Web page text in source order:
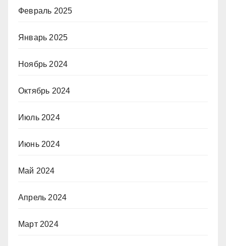
Февраль 2025
Январь 2025
Ноябрь 2024
Октябрь 2024
Июль 2024
Июнь 2024
Май 2024
Апрель 2024
Март 2024